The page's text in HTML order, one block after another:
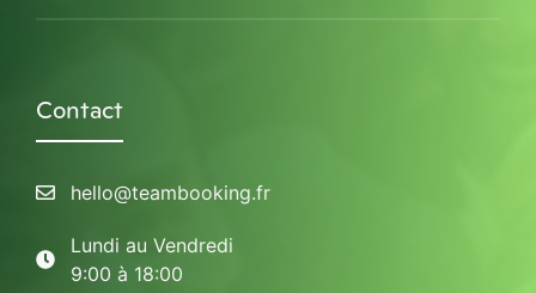
Contact
hello@teambooking.fr
Lundi au Vendredi
9:00 à 18:00